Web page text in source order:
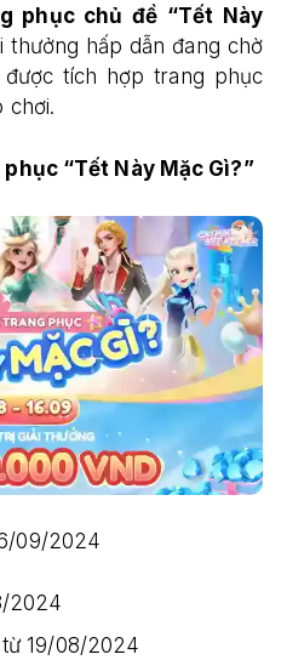
phục chủ đề “Tết Này
thưởng hấp dẫn đang chờ
tích hợp trang phục
chơi.
“Tết Này Mặc Gì?”
09/2024
2024
từ 19/08/2024